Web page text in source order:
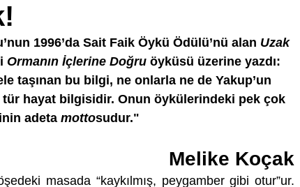
1996’da Sait Faik Öykü Ödülü’nü alan Uzak
Ormanın İçlerine Doğru öyküsü üzerine yazdı:
taşınan bu bilgi, ne onlarla ne de Yakup’un
tür hayat bilgisidir. Onun öykülerindeki pek çok
adeta mottosudur."
Melike Koçak
masada “kaykılmış, peygamber gibi otur”ur.